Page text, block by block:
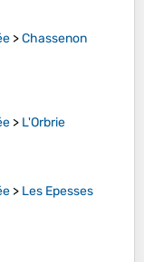
>Chassenon
> L'Orbrie
> Les Epesses